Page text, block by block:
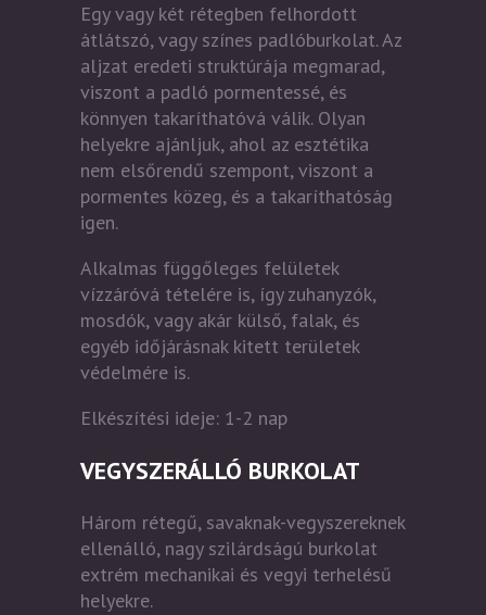
Egy vagy két rétegben felhordott
átlátszó, vagy színes padlóburkolat. Az
aljzat eredeti struktúrája megmarad,
viszont a padló pormentessé, és
könnyen takaríthatóvá válik. Olyan
helyekre ajánljuk, ahol az esztétika
nem elsőrendű szempont, viszont a
pormentes közeg, és a takaríthatóság
igen.
Alkalmas függőleges felületek
vízzáróvá tételére is, így zuhanyzók,
mosdók, vagy akár külső, falak, és
egyéb időjárásnak kitett területek
védelmére is.
Elkészítési ideje: 1-2 nap
VEGYSZERÁLLÓ BURKOLAT
Három rétegű, savaknak-vegyszereknek
ellenálló, nagy szilárdságú burkolat
extrém mechanikai és vegyi terhelésű
helyekre.